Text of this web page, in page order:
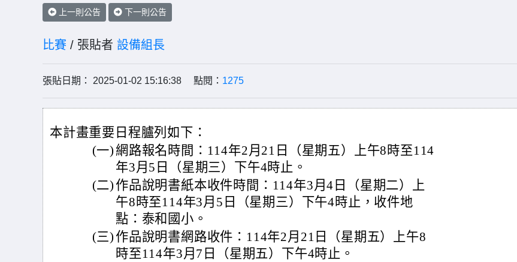
上一則公告 下一則公告
比賽 / 張貼者 設備組長
張貼日期： 2025-01-02 15:16:38 點閱： 1275
本計畫重要日程臚列如下：
(一) 網路報名時間：114年2月21日（星期五）上午8時至114
年3月5日（星期三）下午4時止。
(二) 作品說明書紙本收件時間：114年3月4日（星期二）上
午8時至114年3月5日（星期三）下午4時止，收件地
點：泰和國小。
(三) 作品說明書網路收件：114年2月21日（星期五）上午8
時至114年3月7日（星期五）下午4時止。